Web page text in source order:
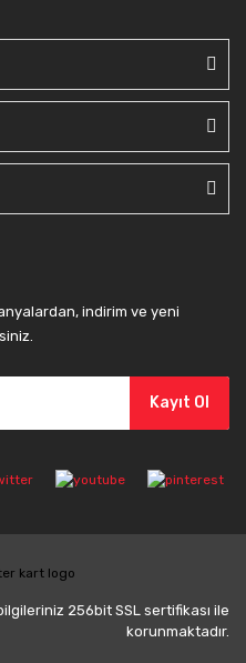
indirim ve yeni
Kayıt Ol
256bit SSL sertifikası ile
korunmaktadır.